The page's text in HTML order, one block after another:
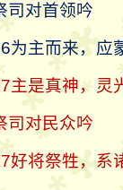
司对首领吟
为主而来，应
主是真神，灵
司对民众吟
好将祭牲，系